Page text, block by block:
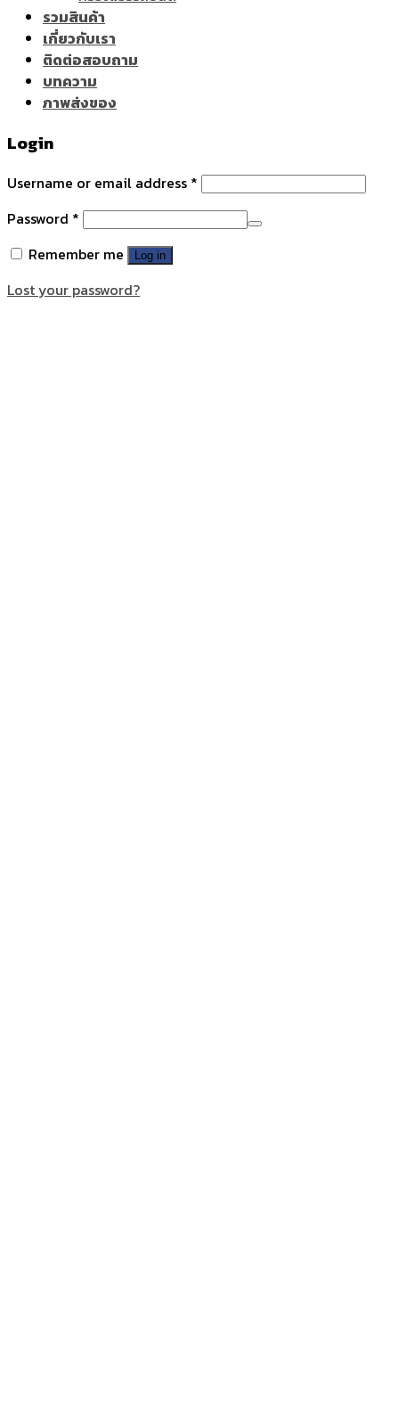
รวมสินค้า
เกี่ยวกับเรา
ติดต่อสอบถาม
บทความ
ภาพส่งของ
Login
Username or email address *
Password *
Remember me
Log in
Lost your password?